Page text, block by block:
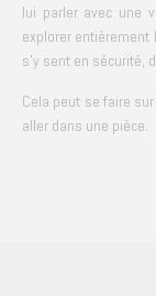
lui parler avec une
explorer entièrement
s’y sent en sécurité,
Cela peut se faire
aller dans une pièce.